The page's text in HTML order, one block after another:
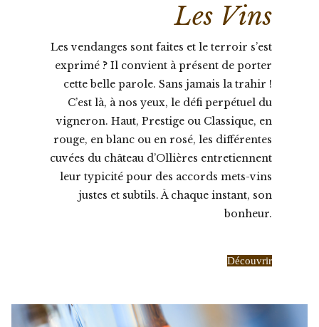
Les Vins
Les vendanges sont faites et le terroir s’est
exprimé ? Il convient à présent de porter
cette belle parole. Sans jamais la trahir !
C’est là, à nos yeux, le défi perpétuel du
vigneron. Haut, Prestige ou Classique, en
rouge, en blanc ou en rosé, les différentes
cuvées du château d’Ollières entretiennent
leur typicité pour des accords mets-vins
justes et subtils. À chaque instant, son
bonheur.
Découvrir